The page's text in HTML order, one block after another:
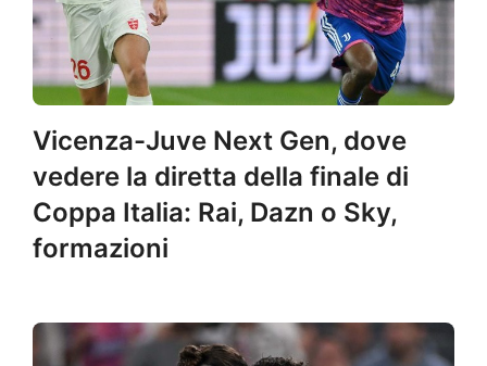
Vicenza-Juve Next Gen, dove
vedere la diretta della finale di
Coppa Italia: Rai, Dazn o Sky,
formazioni